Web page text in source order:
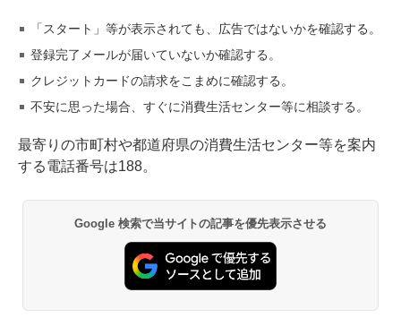
「スタート」等が表示されても、広告ではないかを確認する。
登録完了メールが届いていないか確認する。
クレジットカードの請求をこまめに確認する。
不安に思った場合、すぐに消費生活センター等に相談する。
最寄りの市町村や都道府県の消費生活センター等を案内
する電話番号は188。
Google 検索で当サイトの記事を優先表示させる